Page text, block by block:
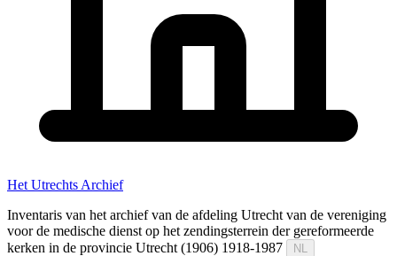
Het Utrechts Archief
Inventaris van het archief van de afdeling Utrecht van de vereniging
voor de medische dienst op het zendingsterrein der gereformeerde
kerken in de provincie Utrecht (1906) 1918-1987
NL